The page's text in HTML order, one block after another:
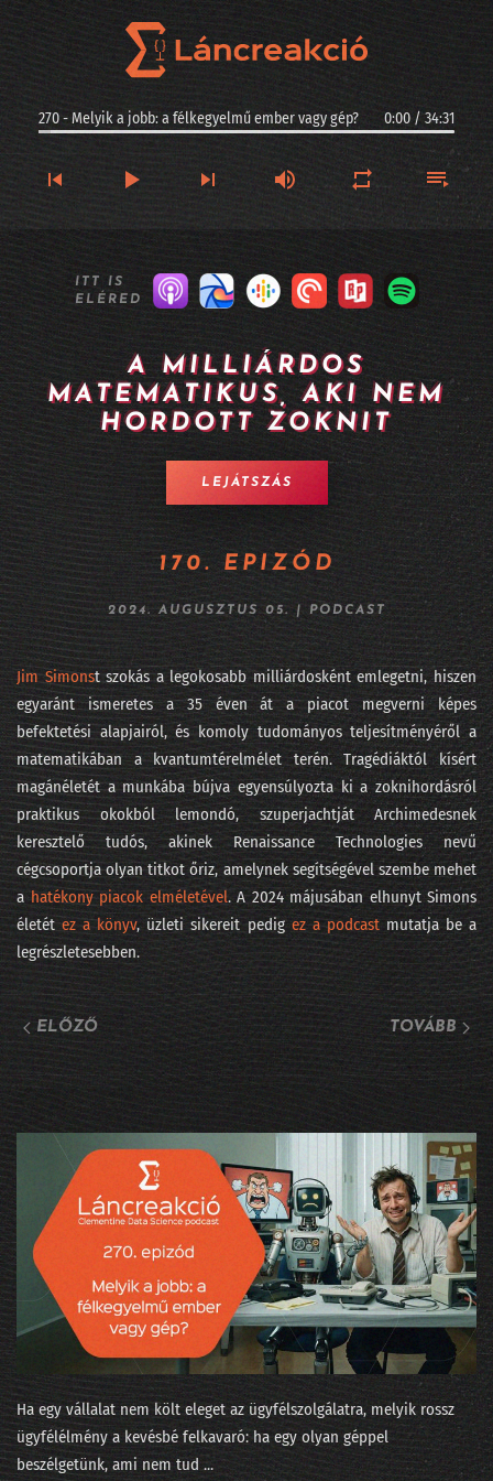
270 - Melyik a jobb: a félkegyelmű ember vagy gép? 0:00 /34:31
269 - Kis magyar szuverenitás: ez a Racka - II. rész
268 - Kis magyar szuverenitás: ez a Racka - I. rész
267 - Argentinában jogi személyiséget kaphatnak az AI-vezette cégek?
265 - A Twitter alapítója kitalált egy MI alapú céges szervezetet
264 - Fújhatja-e a pápa az AI morális passzátszelét?
263 - Kik rejtőznek az AI kilenc maszkja mögött?
262 - Lehet, hogy mégsem mennek csődbe a frontlaborok?
261 - Viszlát LLM, jönnek a világmodellek
260 - DataSTREAM 2026 - ha nem jöttél el
259 - Fehérgalléros vérfürdő elnapolva?
258 - Iparági vezetők az AI Hungary konferencián
257 - Sárkány ellen sárkányfű
#256 - Fekete hattyú, a statisztika réme
#255 - Százkilencvenkilenc pont hu
254 - Meglepetés e költemény
253 - Az agentic két éven belül bedönti a világot
251 - A Minerva súlyozást finomított
250 - Járnak-e pszichiáterhez a lusta LLM-ek?
249 - Okoska és a hét prompt
248 - Szédült ügynökök irodaszerte
247 - Tücsök és bogár és Moltbook
246 - Fejlesszünk szoftvert szoftverrel!
245 - Adásunkat megszakítjuk... egy közvéleménykutatással!
244 - 5+1 téveszme az AI-ról
ITT IS
ELÉRED
A MILLIÁRDOS
MATEMATIKUS, AKI NEM
HORDOTT ZOKNIT
LEJÁTSZÁS
170. EPIZÓD
2024. AUGUSZTUS 05. | PODCAST
Jim Simonst szokás a legokosabb milliárdosként emlegetni, hiszen
egyaránt ismeretes a 35 éven át a piacot megverni képes
befektetési alapjairól, és komoly tudományos teljesítményéről a
matematikában a kvantumtérelmélet terén. Tragédiáktól kísért
magánéletét a munkába bújva egyensúlyozta ki a zoknihordásról
praktikus okokból lemondó, szuperjachtját Archimedesnek
keresztelő tudós, akinek Renaissance Technologies nevű
cégcsoportja olyan titkot őriz, amelynek segítségével szembe mehet
ahatékony piacok elméletével. A 2024 májusában elhunyt Simons
életétez a könyv, üzleti sikereit pedigez a podcastmutatja be a
legrészletesebben.
ELŐZŐ TOVÁBB
Ha egy vállalat nem költ eleget az ügyfélszolgálatra, melyik rossz
ügyfélélmény a kevésbé felkavaró: ha egy olyan géppel
beszélgetünk, ami nem tud ...